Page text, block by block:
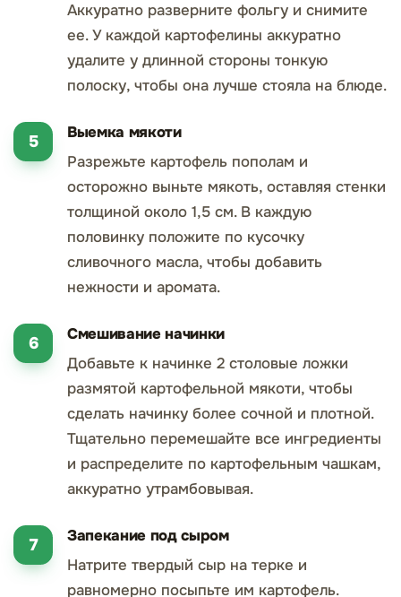
Аккуратно разверните фольгу и снимите
ее. У каждой картофелины аккуратно
удалите у длинной стороны тонкую
полоску, чтобы она лучше стояла на блюде.
Выемка мякоти
Разрежьте картофель пополам и
осторожно выньте мякоть, оставляя стенки
толщиной около 1,5 см. В каждую
половинку положите по кусочку
сливочного масла, чтобы добавить
нежности и аромата.
Смешивание начинки
Добавьте к начинке 2 столовые ложки
размятой картофельной мякоти, чтобы
сделать начинку более сочной и плотной.
Тщательно перемешайте все ингредиенты
и распределите по картофельным чашкам,
аккуратно утрамбовывая.
Запекание под сыром
Натрите твердый сыр на терке и
равномерно посыпьте им картофель.